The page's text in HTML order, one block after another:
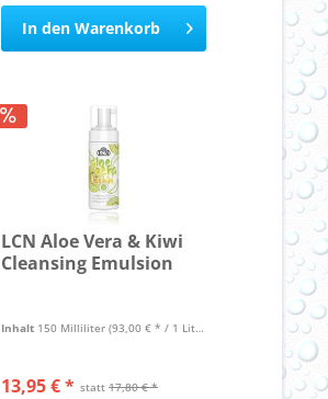
In den Warenkorb
LCN Aloe Vera & Kiwi
Cleansing Emulsion
Inhalt 150 Milliliter (93,00 € * / 1 Liter)
statt 17,80 € *
13,95 € *